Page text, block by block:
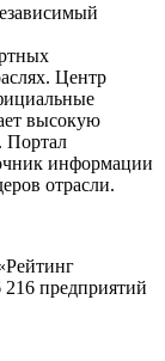
Центр
высокую
Портал
информации
отрасли.
предприятий